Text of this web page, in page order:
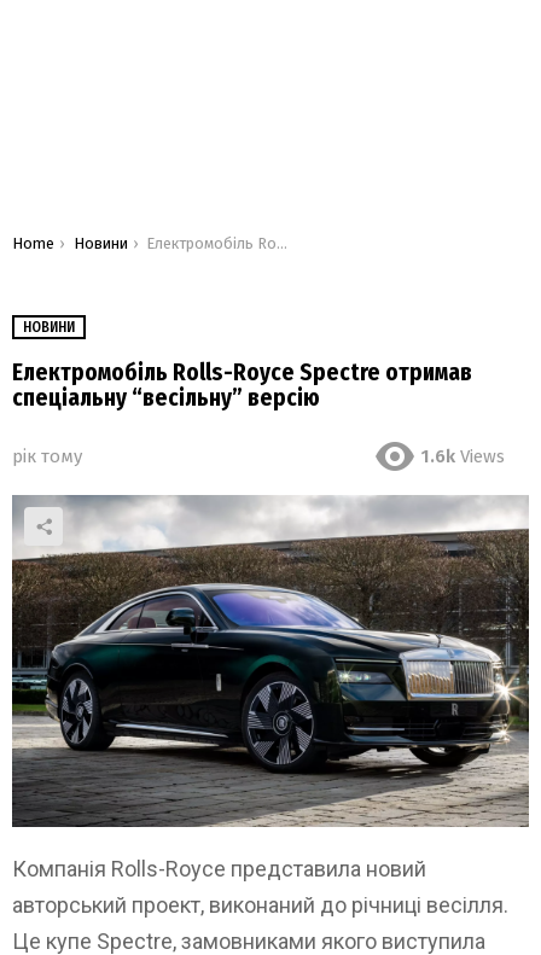
You are here:
Home Новини Електромобіль Rolls-Royce Spectre отримав спеціальну “весільну” версію
НОВИНИ
Електромобіль Rolls-Royce Spectre отримав
спеціальну “весільну” версію
рік тому 1.6k Views
Компанія Rolls-Royce представила новий
авторський проект, виконаний до річниці весілля.
Це купе Spectre, замовниками якого виступила